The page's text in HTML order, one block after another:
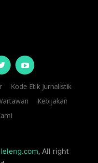
Kode Etik Jurnalistik
Kebijakan
, All right